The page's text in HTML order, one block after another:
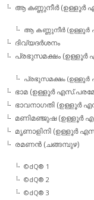
ആ കണ്ണുനീര്‍ (ഉള്ളൂര്‍
ആ കണ്ണുനീര്‍
ദിവ്യദര്‍ശനം
പ്രഭുസമക്ഷം (ഉള്ളൂര്‍
പ്രഭുസമക്ഷം
ഭാമ (ഉള്ളൂര്‍
ഭാവനാഗതി (ഉള്ളൂര്‍
മണിമഞ്ജുഷ (ഉള്ളൂര്‍
മൃണാളിനി (ഉള്ളൂര്‍
രമണന്‍ (ചങ്ങമ്പുഴ)
©dQ® 1
©dQ® 2
©dQ® 3